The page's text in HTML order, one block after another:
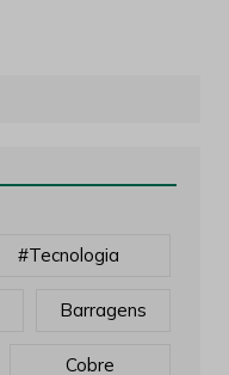
#tecnologia
Barragens
Cobre